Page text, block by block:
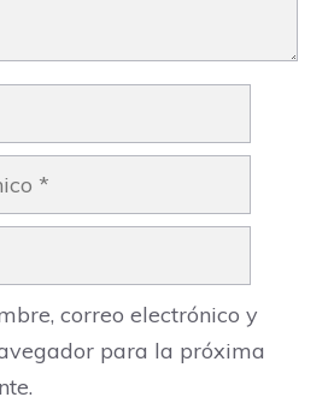
correo electrónico y
para la próxima